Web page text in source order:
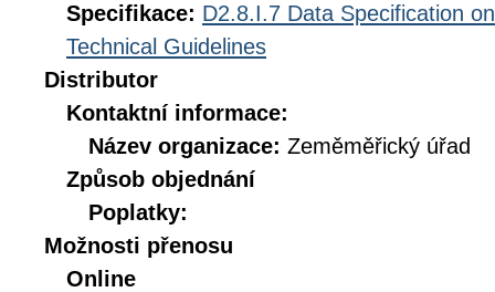
Specifikace: D2.8.I.7 Data Specification
Technical Guidelines
Distributor
Kontaktní informace:
Název organizace: Zeměměřický úřad
Způsob objednání
Poplatky:
Možnosti přenosu
Online